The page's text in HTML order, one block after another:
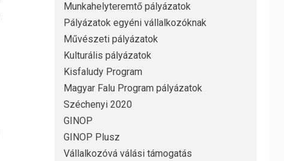
Munkahelyteremtő pályázatok
Pályázatok egyéni vállalkozóknak
Művészeti pályázatok
Kulturális pályázatok
Kisfaludy Program
Magyar Falu Program pályázatok
Széchenyi 2020
GINOP
GINOP Plusz
Vállalkozóvá válási támogatás